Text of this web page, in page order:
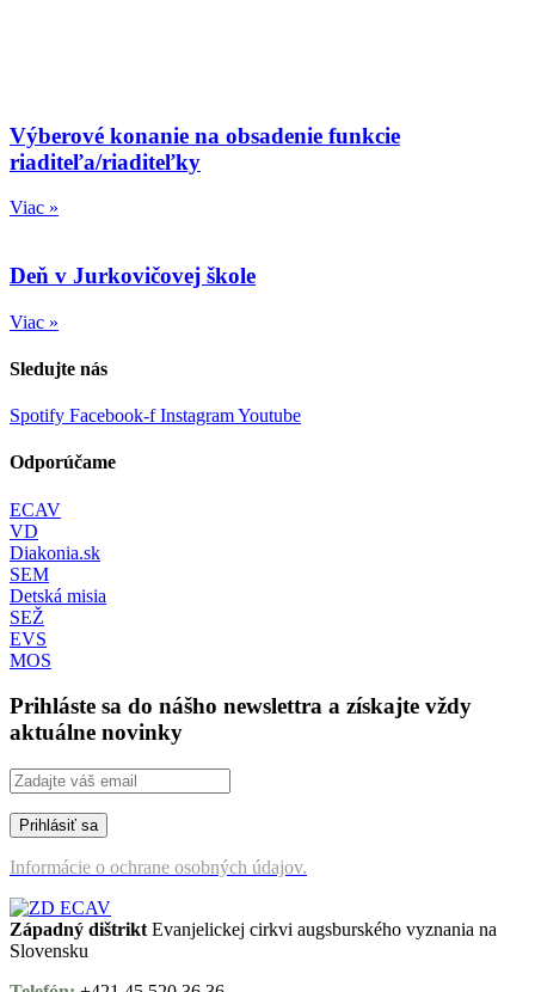
Výberové konanie na obsadenie funkcie
riaditeľa/riaditeľky
Viac »
Deň v Jurkovičovej škole
Viac »
Sledujte nás
Spotify Facebook-f InstagramYoutube
Odporúčame
ECAV
VD
Diakonia.sk
SEM
Detská misia
SEŽ
EVS
MOS
Prihláste sa do nášho newslettra a získajte vždy
aktuálne novinky
Informácie o ochrane osobných údajov.
Západný dištrikt Evanjelickej cirkvi augsburského vyznania na
Slovensku